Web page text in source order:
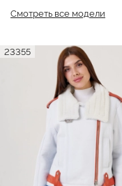
Смотреть все модели
23355